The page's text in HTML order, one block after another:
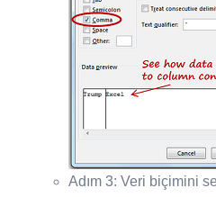
Adım 3: Veri biçimini